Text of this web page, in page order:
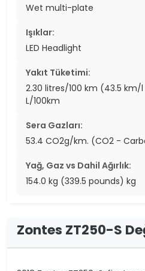
Wet multi-plate
Işıklar:
LED Headlight
Yakıt Tüketimi:
2.30 litres/100 km (43.5 km/l
L/100km
Sera Gazları:
53.4 CO2g/km. (CO2 -
Yağ, Gaz vs Dahil Ağırlık:
154.0 kg (339.5 pounds) kg
Zontes ZT250-S